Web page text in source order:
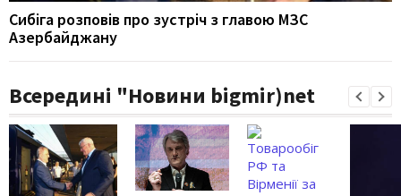
Сибіга розповів про зустріч з главою МЗС
Азербайджану
Всередині "Новини bigmir)net